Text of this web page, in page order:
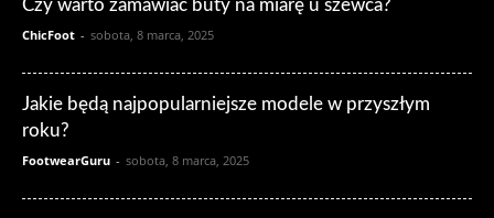
Czy warto zamawiać buty na miarę u szewca?
ChicFoot - sobota, 8 marca, 2025
Jakie będą najpopularniejsze modele w przyszłym
roku?
FootwearGuru - sobota, 8 marca, 2025